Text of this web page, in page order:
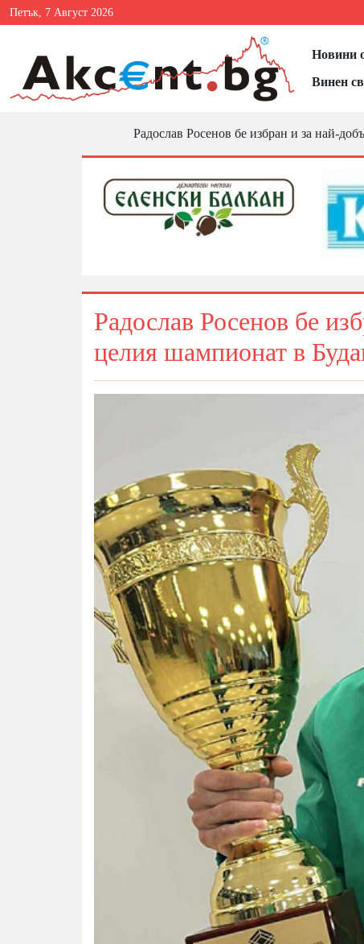
Петък, 7 Август 2026
Новини
Винен
Радослав Росенов бе избран и за най-
Радослав Росенов бе
целия шампионат в